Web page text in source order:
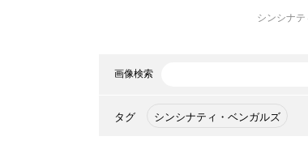
シンシナ
画像検索
タグ シンシナティ・ベンガルズ